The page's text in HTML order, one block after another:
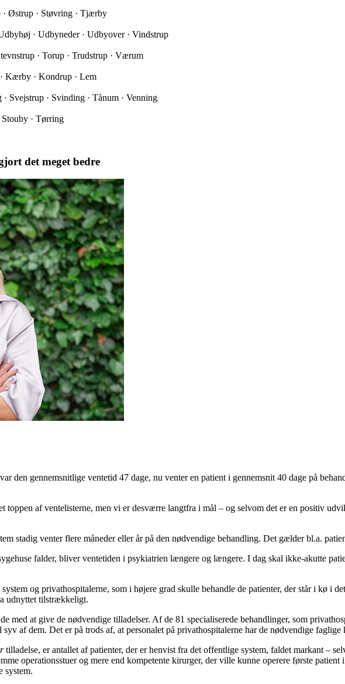
Østrup · Støvring · Tjærby
· Udbyneder · Udbyover · Vindstrup
· Torup · Trudstrup · Værum
Kærby · Kondrup · Lem
Svejstrup · Svinding · Tånum · Venning
Stouby · Tørring
det meget bedre
den gennemsnitlige ventetid 47 dage, nu venter en patient i gennemsnit 40 dage på
toppen af ventelisterne, men vi er desværre langtfra i mål – og selvom det er en positiv
stadig venter flere måneder eller år på den nødvendige behandling. Det gælder bl.a.
falder, bliver ventetiden i psykiatrien længere og længere. I dag skal ikke-akutte
og privathospitalerne, som i højere grad skulle behandle de patienter, der står i kø i
udnyttet tilstrækkeligt.
med at give de nødvendige tilladelser. Af de 81 specialiserede behandlinger, som
af dem. Det er på trods af, at personalet på privathospitalerne har de nødvendige faglige
tilladelse, er antallet af patienter, der er henvist fra det offentlige system, faldet markant –
operationsstuer og mere end kompetente kirurger, der ville kunne operere første
system.